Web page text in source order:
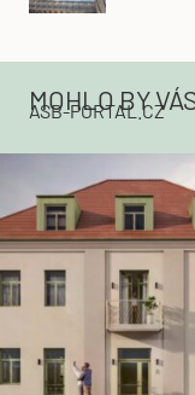
MOHLO BY
ASB-PORTAL.CZ